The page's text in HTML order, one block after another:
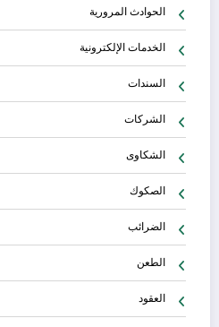
الحوادث المرورية
الخدمات الإلكترونية
السندات
الشركات
الشكاوى
الصكوك
الضرائب
الطعن
العقود